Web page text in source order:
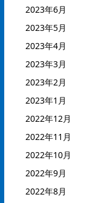
2023年6月
2023年5月
2023年4月
2023年3月
2023年2月
2023年1月
2022年12月
2022年11月
2022年10月
2022年9月
2022年8月